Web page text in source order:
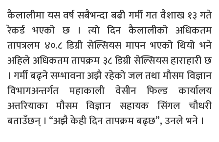
कैलालीमा यस वर्ष सबैभन्दा बढी गर्मी गत वैशाख १३ गते
रेकर्ड भएको छ । त्यो दिन कैलालीको अधिकतम
तापत्रलम ४०.८ डिग्री सेल्सियस मापन भएको थियो भने
अहिले अधिकतम तापक्रम ३८ डिग्री सेल्सियस हाराहारी छ
। गर्मी बढ्ने सम्भावना अझै रहेको जल तथा मौसम विज्ञान
विभागअन्तर्गत महाकाली वेसीन फिल्ड कार्यालय
अत्तरियाका मौसम विज्ञान सहायक सिंगल चौधरी
बताउँछन् । “अझै केही दिन तापक्रम बढ्छ”, उनले भने ।